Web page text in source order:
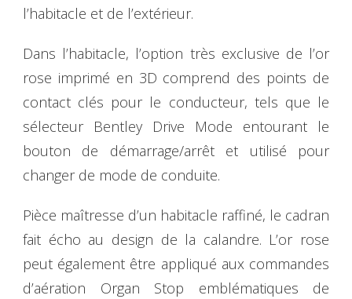
l’habitacle et de l’extérieur.
Dans l’habitacle, l’option très exclusive de l’or
rose imprimé en 3D comprend des points de
contact clés pour le conducteur, tels que le
sélecteur Bentley Drive Mode entourant le
bouton de démarrage/arrêt et utilisé pour
changer de mode de conduite.
Pièce maîtresse d’un habitacle raffiné, le cadran
fait écho au design de la calandre. L’or rose
peut également être appliqué aux commandes
d’aération Organ Stop emblématiques de